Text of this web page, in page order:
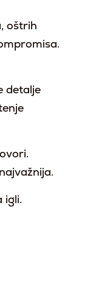
oštrih
detalje
igli.